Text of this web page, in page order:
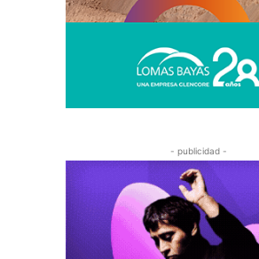
- publicidad -